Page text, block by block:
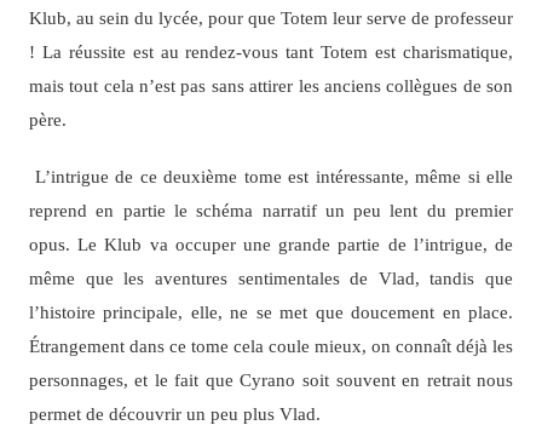
Klub, au sein du lycée, pour que Totem leur serve de professeur
! La réussite est au rendez-vous tant Totem est charismatique,
mais tout cela n’est pas sans attirer les anciens collègues de son
père.
L’intrigue de ce deuxième tome est intéressante, même si elle
reprend en partie le schéma narratif un peu lent du premier
opus. Le Klub va occuper une grande partie de l’intrigue, de
même que les aventures sentimentales de Vlad, tandis que
l’histoire principale, elle, ne se met que doucement en place.
Étrangement dans ce tome cela coule mieux, on connaît déjà les
personnages, et le fait que Cyrano soit souvent en retrait nous
permet de découvrir un peu plus Vlad.